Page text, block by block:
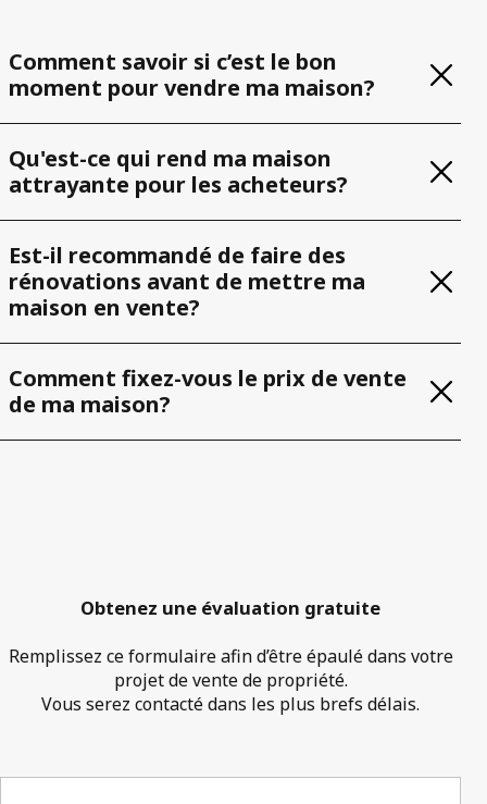
Comment savoir si c’est le bon
moment pour vendre ma maison?
Qu'est-ce qui rend ma maison
attrayante pour les acheteurs?
Est-il recommandé de faire des
rénovations avant de mettre ma
maison en vente?
Comment fixez-vous le prix de vente
de ma maison?
Obtenez une évaluation gratuite
Remplissez ce formulaire afin d’être épaulé dans votre
projet de vente de propriété.
Vous serez contacté dans les plus brefs délais.